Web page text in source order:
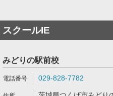
スクールIE
みどりの駅前校
029-828-7782